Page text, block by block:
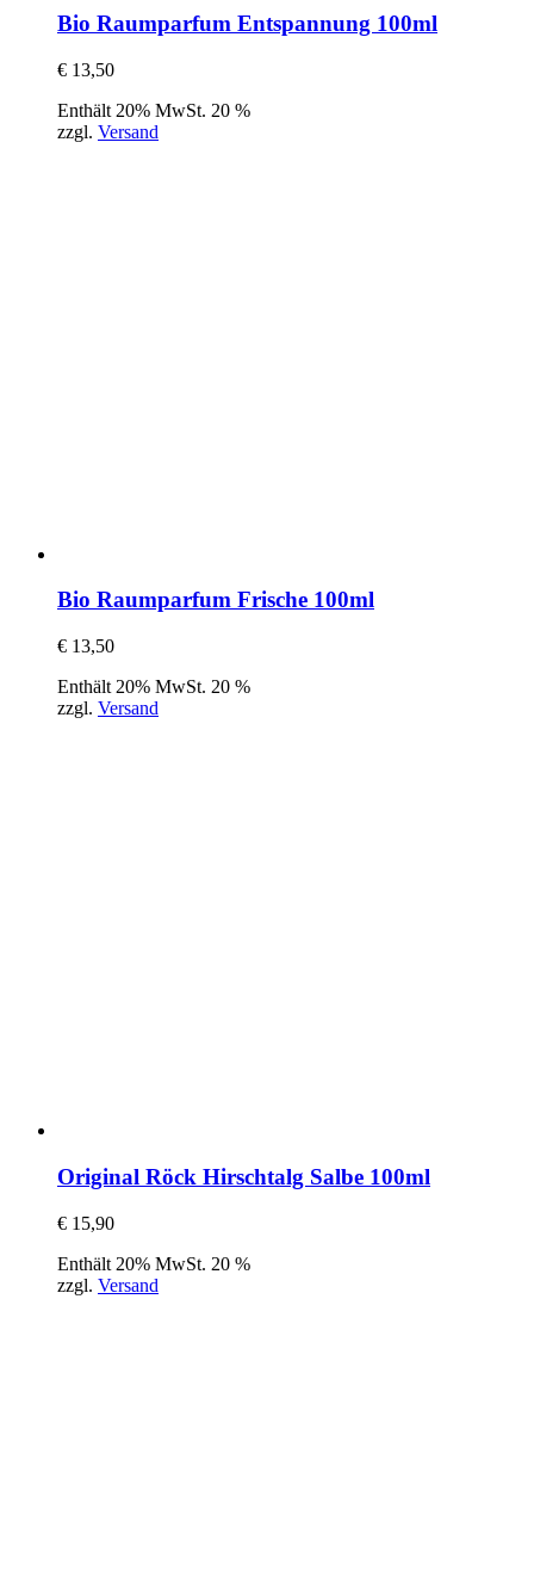
Bio Raumparfum Entspannung 100ml
€ 13,50
Enthält 20% MwSt. 20 %
zzgl. Versand
Bio Raumparfum Frische 100ml
€ 13,50
Enthält 20% MwSt. 20 %
zzgl. Versand
Original Röck Hirschtalg Salbe 100ml
€ 15,90
Enthält 20% MwSt. 20 %
zzgl. Versand